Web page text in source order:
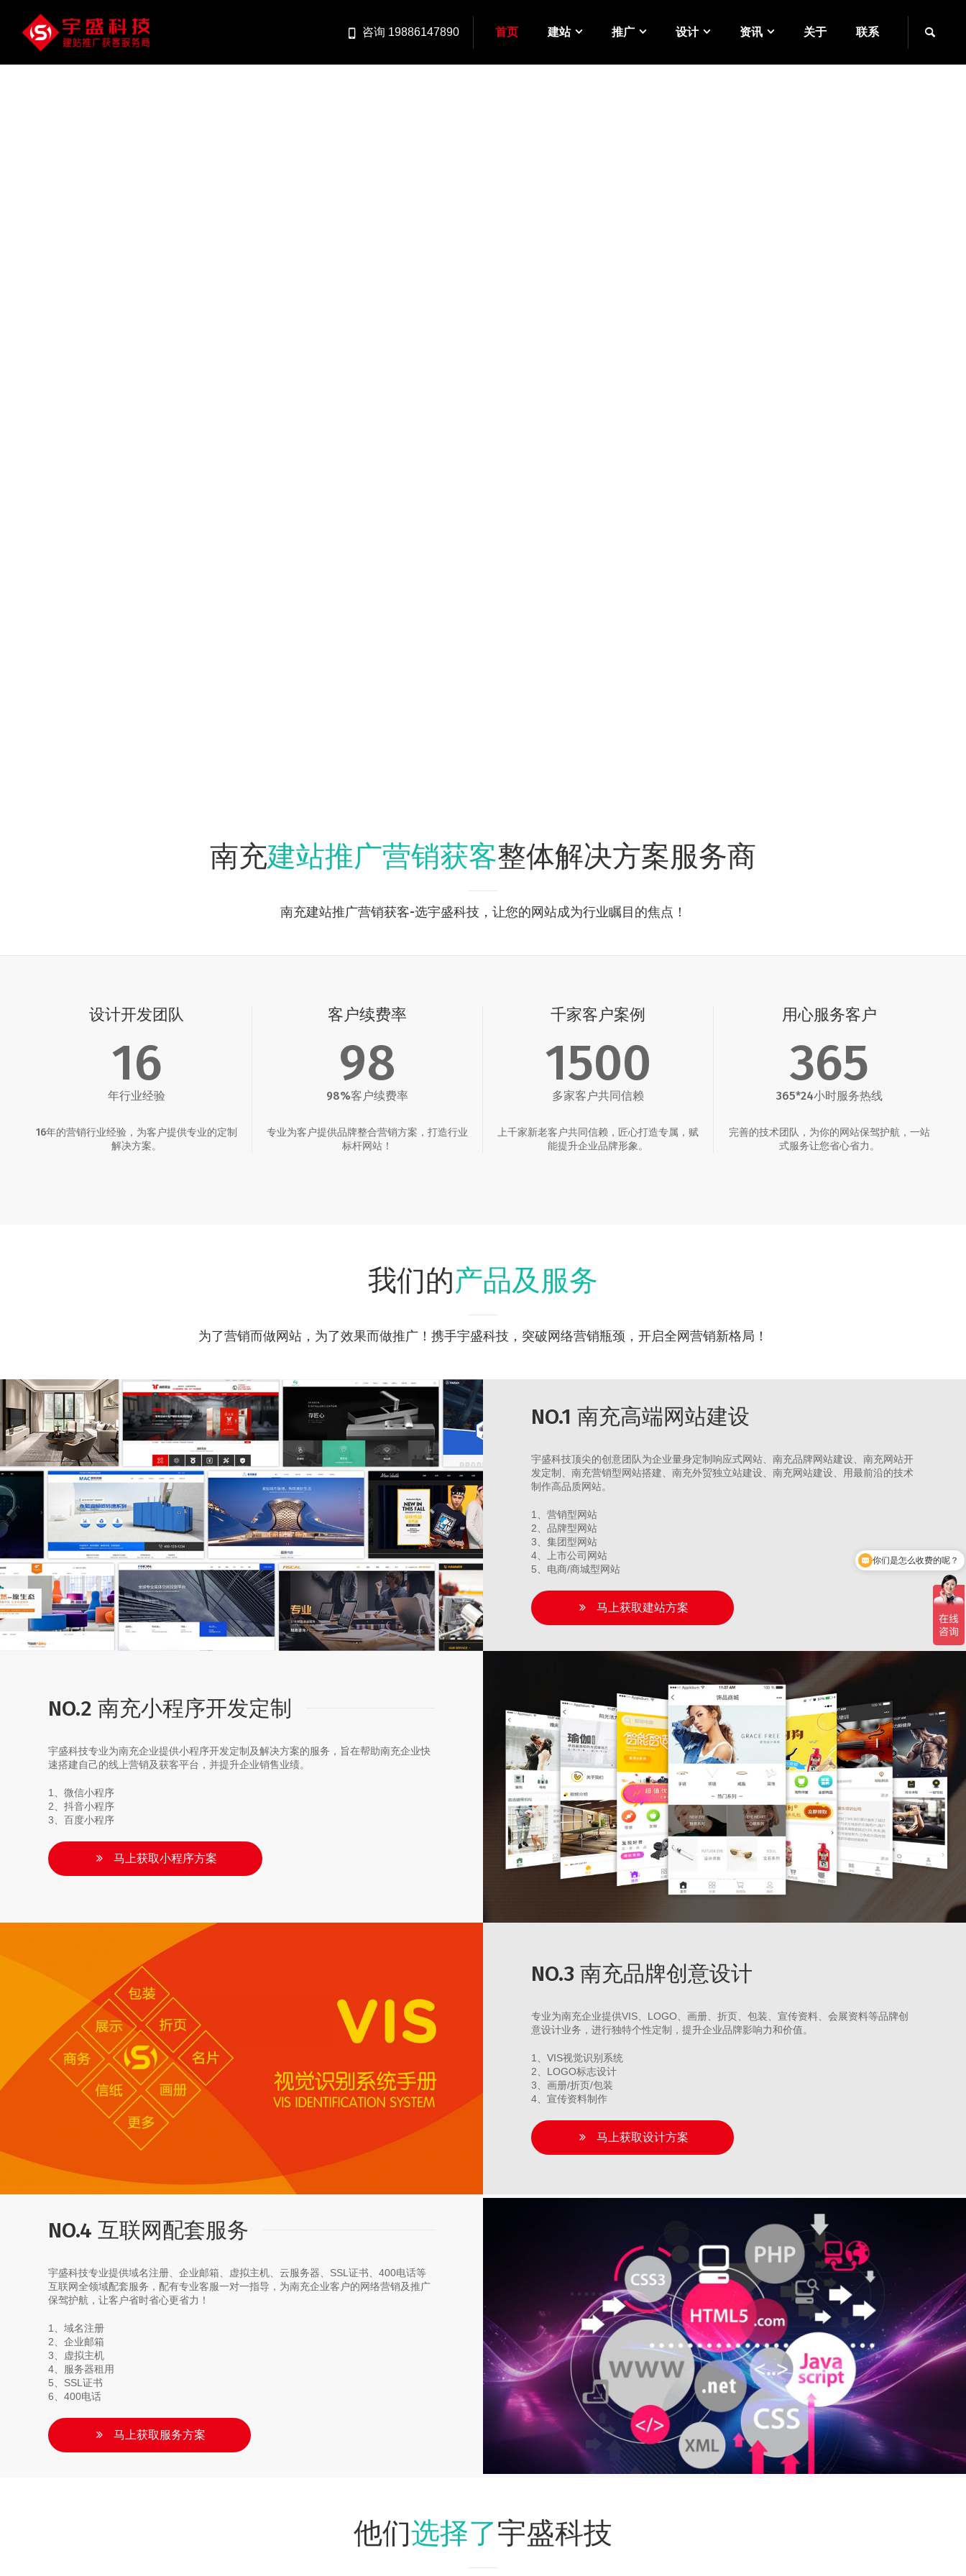
咨询 19886147890 首页 建站 推广 设计 资讯 关于 联系
南充建站推广营销获客整体解决方案服务商
南充建站推广营销获客-选宇盛科技，让您的网站成为行业瞩目的焦点！
设计开发团队
16
年行业经验
16年的营销行业经验，为客户提供专业的定制
解决方案。
客户续费率
98
98%客户续费率
专业为客户提供品牌整合营销方案，打造行业
标杆网站！
千家客户案例
1500
多家客户共同信赖
上千家新老客户共同信赖，匠心打造专属，赋
能提升企业品牌形象。
用心服务客户
365
365*24小时服务热线
完善的技术团队，为你的网站保驾护航，一站
式服务让您省心省力。
我们的产品及服务
为了营销而做网站，为了效果而做推广！携手宇盛科技，突破网络营销瓶颈，开启全网营销新格局！
NO.1 南充高端网站建设
宇盛科技顶尖的创意团队为企业量身定制响应式网站、南充品牌网站建设、南充网站开
发定制、南充营销型网站搭建、南充外贸独立站建设、南充网站建设、用最前沿的技术
制作高品质网站。
1、营销型网站
2、品牌型网站
3、集团型网站
4、上市公司网站
5、电商/商城型网站
马上获取建站方案
NO.2 南充小程序开发定制
宇盛科技专业为南充企业提供小程序开发定制及解决方案的服务，旨在帮助南充企业快
速搭建自己的线上营销及获客平台，并提升企业销售业绩。
1、微信小程序
2、抖音小程序
3、百度小程序
马上获取小程序方案
NO.3 南充品牌创意设计
专业为南充企业提供VIS、LOGO、画册、折页、包装、宣传资料、会展资料等品牌创
意设计业务，进行独特个性定制，提升企业品牌影响力和价值。
1、VIS视觉识别系统
2、LOGO标志设计
3、画册/折页/包装
4、宣传资料制作
马上获取设计方案
NO.4 互联网配套服务
宇盛科技专业提供域名注册、企业邮箱、虚拟主机、云服务器、SSL证书、400电话等
互联网全领域配套服务，配有专业客服一对一指导，为南充企业客户的网络营销及推广
保驾护航，让客户省时省心更省力！
1、域名注册
2、企业邮箱
3、虚拟主机
4、服务器租用
5、SSL证书
6、400电话
马上获取服务方案
他们选择了宇盛科技
你们是怎么收费的呢？
现在有优惠活动吗？